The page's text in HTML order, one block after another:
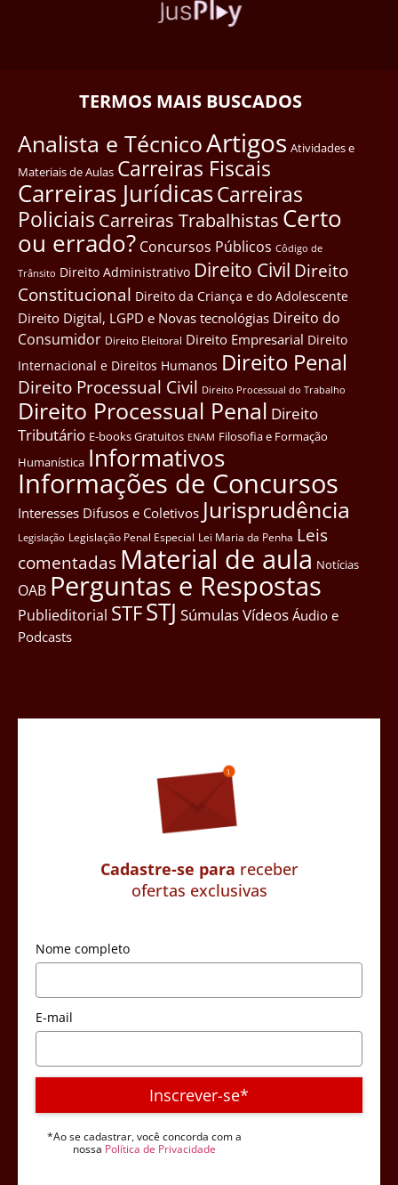
TERMOS MAIS BUSCADOS
Analista e TécnicoArtigos Atividades e
Materiais de Aulas Carreiras Fiscais
Carreiras JurídicasCarreiras
Policiais Carreiras Trabalhistas Certo
ou errado? Concursos Públicos Côdigo de
Trânsito Direito Administrativo Direito Civil Direito
Constitucional Direito da Criança e do Adolescente
Direito Digital, LGPD e Novas tecnológias Direito do
Consumidor Direito Eleitoral Direito Empresarial Direito
Internacional e Direitos Humanos Direito Penal
Direito Processual Civil Direito Processual do Trabalho
Direito Processual Penal Direito
Tributário E-books Gratuitos ENAM Filosofia e Formação
Humanística Informativos
Informações de Concursos
Interesses Difusos e Coletivos Jurisprudência
Legislação Legislação Penal Especial Lei Maria da Penha Leis
comentadas Material de aula Notícias
OAB Perguntas e Respostas
Publieditorial STFSTJ SúmulasVídeos Áudio e
Podcasts
Cadastre-se para receber
ofertas exclusivas
Nome completo
E-mail
Inscrever-se*
*Ao se cadastrar, você concorda com a
nossa Política de Privacidade